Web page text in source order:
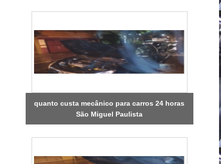
quanto custa mecânico para carros 24 horas
São Miguel Paulista